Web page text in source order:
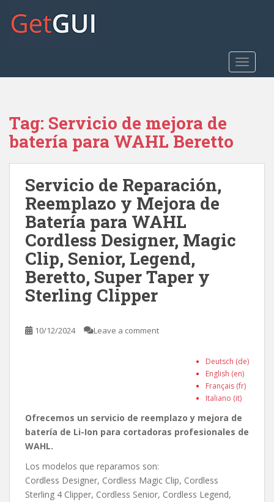
o
Tag: Servicio de mejora de
batería para WAHL Beretto
Servicio de Reparación,
Reemplazo y Mejora de
Batería para WAHL
Cordless Designer, Magic
Clip, Senior, Legend,
Beretto, Super Taper y
Sterling Clipper
10/12/2024 Leave a comment
Deutsch (de)
English (en)
Français (fr)
Italiano (it)
Ofrecemos un servicio de reemplazo y mejora de
batería de Li-Ion para cortadoras profesionales de
WAHL.
Los modelos que reparamos son:
Cordless Designer, Cordless Magic Clip, Cordless
Sterling 4 Clipper, Cordless Senior, Cordless Legend,